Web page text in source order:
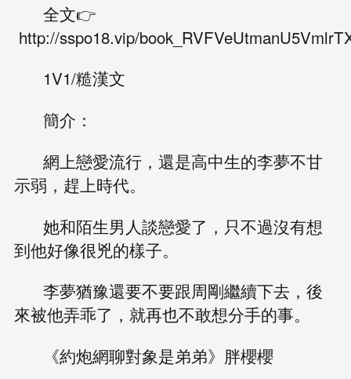
全文👉
http://sspo18.vip/
1V1/糙漢文
簡介：
網上戀愛流行，還是高中生的李夢不甘
示弱，趕上時代。
她和陌生男人談戀愛了，只不過沒有想
到他好像很兇的樣子。
李夢猶豫還要不要跟周剛繼續下去，後
來被他弄乖了，就再也不敢想分手的事。
《約炮網聊對象是弟弟》胖櫻櫻 ​​​